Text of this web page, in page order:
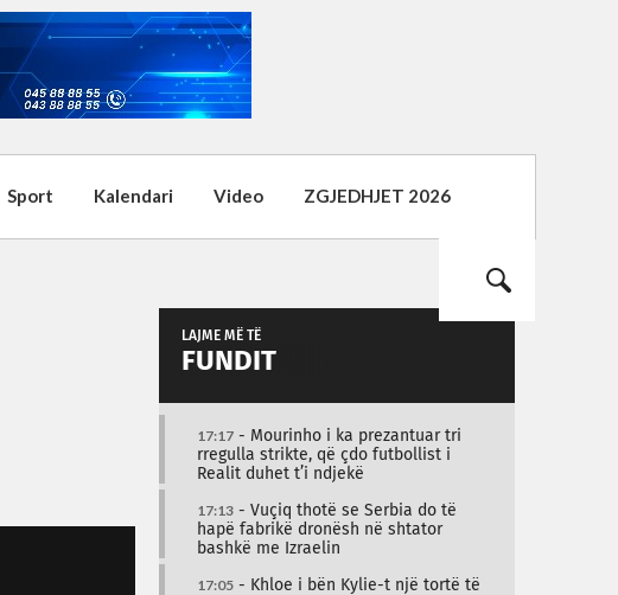
Sport Kalendari Video ZGJEDHJET 2026
LAJME MË TË
FUNDIT
17:17 - Mourinho i ka prezantuar tri
rregulla strikte, që çdo futbollist i
Realit duhet t’i ndjekë
17:13 - Vuçiq thotë se Serbia do të
hapë fabrikë dronësh në shtator
bashkë me Izraelin
17:05 - Khloe i bën Kylie-t një tortë të